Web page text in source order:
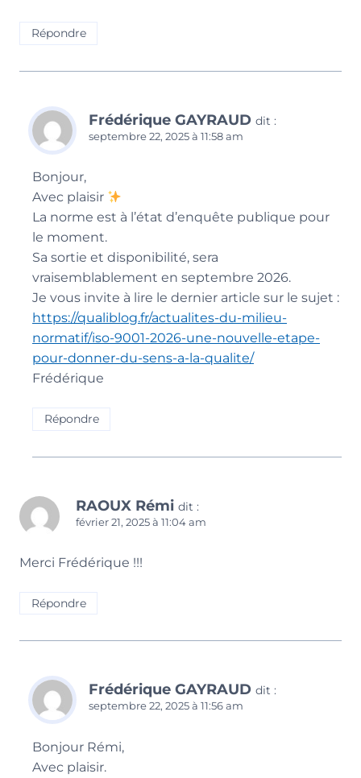
Répondre
Frédérique GAYRAUD dit :
septembre 22, 2025 à 11:58 am
Bonjour,
Avec plaisir
La norme est à l’état d’enquête publique pour
le moment.
Sa sortie et disponibilité, sera
vraisemblablement en septembre 2026.
Je vous invite à lire le dernier article sur le sujet :
https://qualiblog.fr/actualites-du-milieu-
normatif/iso-9001-2026-une-nouvelle-etape-
pour-donner-du-sens-a-la-qualite/
Frédérique
Répondre
RAOUX Rémi dit :
février 21, 2025 à 11:04 am
Merci Frédérique !!!
Répondre
Frédérique GAYRAUD dit :
septembre 22, 2025 à 11:56 am
Bonjour Rémi,
Avec plaisir.